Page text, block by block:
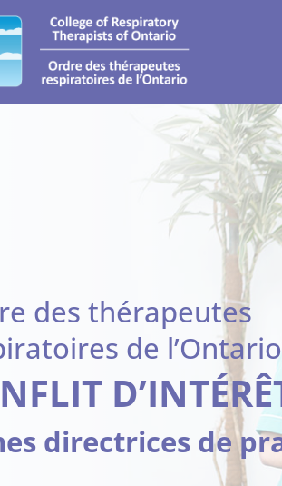
des thérapeutes
de l’Ontario
directrices de